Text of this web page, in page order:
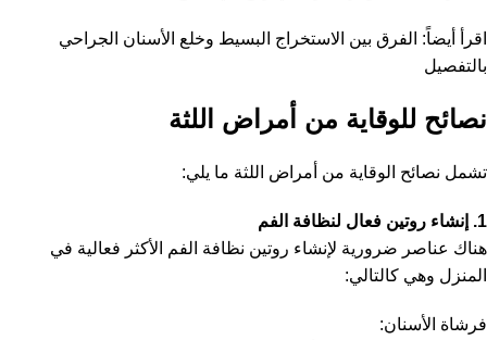
اقرأ أيضاً: الفرق بين الاستخراج البسيط وخلع الأسنان الجراحي
بالتفصيل
نصائح للوقاية من أمراض اللثة
تشمل نصائح الوقاية من أمراض اللثة ما يلي:
1. إنشاء روتين فعال لنظافة الفم
هناك عناصر ضرورية لإنشاء روتين نظافة الفم الأكثر فعالية في
المنزل وهي كالتالي:
فرشاة الأسنان: